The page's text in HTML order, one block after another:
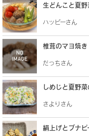
生どんこと夏
ハッピーさん
椎茸のマヨ焼き
だっちさん
しめじと夏野
さよりさん
絹上げとブナピ